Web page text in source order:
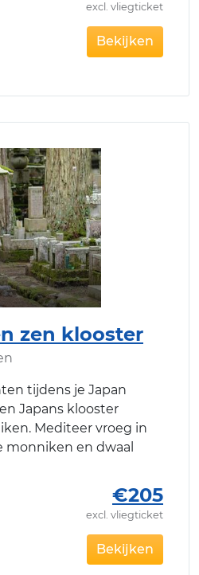
excl. vliegticket
Bekijken
zen klooster
tijdens je Japan
Japans klooster
Mediteer vroeg in
en dwaal
€205
excl. vliegticket
Bekijken